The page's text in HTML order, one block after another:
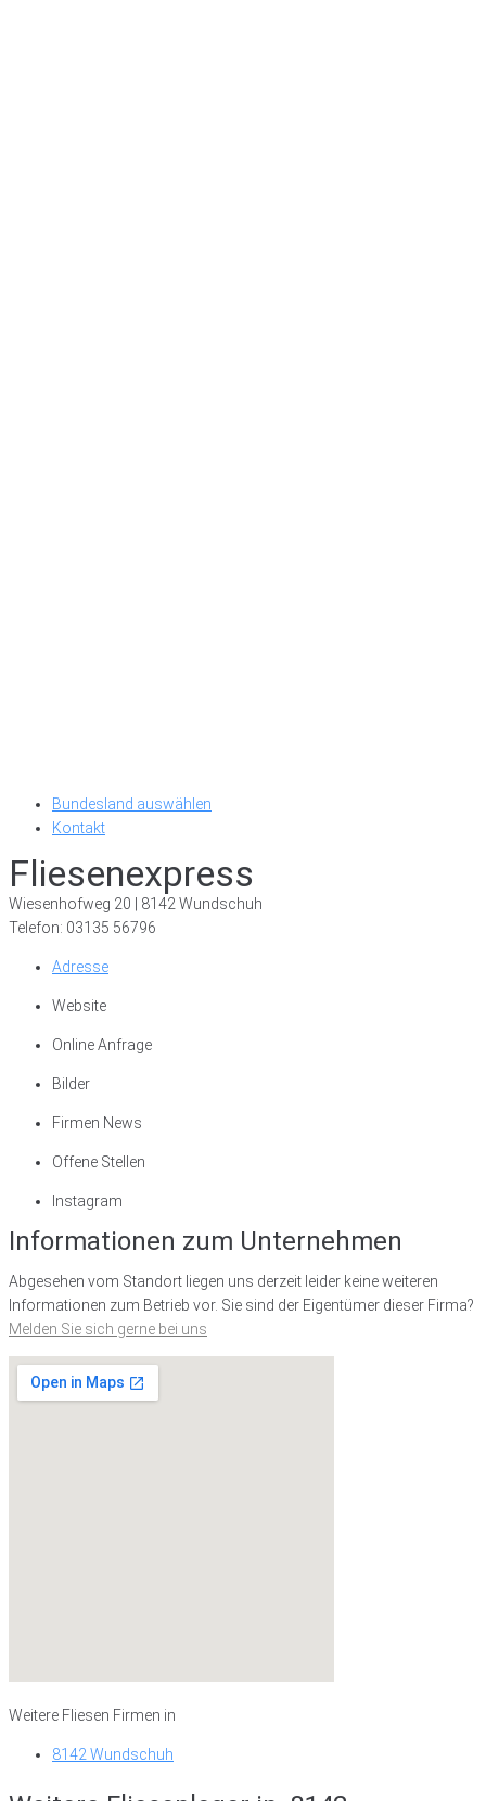
Bundesland auswählen
Kontakt
Fliesenexpress
Wiesenhofweg 20 | 8142 Wundschuh
Telefon: 03135 56796
Adresse
Website
Online Anfrage
Bilder
Firmen News
Offene Stellen
Instagram
Informationen zum Unternehmen
Abgesehen vom Standort liegen uns derzeit leider keine weiteren
Informationen zum Betrieb vor. Sie sind der Eigentümer dieser Firma?
Melden Sie sich gerne bei uns
Weitere Fliesen Firmen in
8142 Wundschuh